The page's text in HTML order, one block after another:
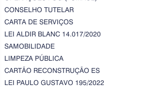
CONSELHO TUTELAR
CARTA DE SERVIÇOS
LEI ALDIR BLANC 14.017/2020
SAMOBILIDADE
LIMPEZA PÚBLICA
CARTÃO RECONSTRUÇÃO ES
LEI PAULO GUSTAVO 195/2022